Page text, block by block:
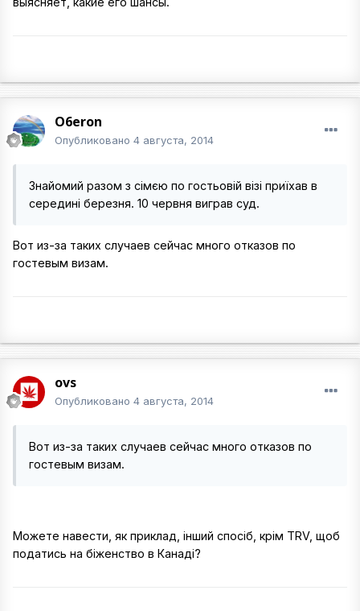
O6eron
Опубликовано 4 августа, 2014
Знайомий разом з сімєю по гостьовій візі приїхав в
середині березня. 10 червня виграв суд.
Вот из-за таких случаев сейчас много отказов по
гостевым визам.
ovs
Опубликовано 4 августа, 2014
Вот из-за таких случаев сейчас много отказов по
гостевым визам.
Можете навести, як приклад, інший спосіб, крім TRV, щоб
податись на біженство в Канаді?